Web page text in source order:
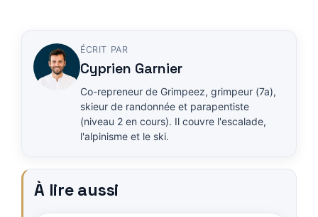
ÉCRIT PAR
Cyprien Garnier
Co-repreneur de Grimpeez, grimpeur (7a),
skieur de randonnée et parapentiste
(niveau 2 en cours). Il couvre l'escalade,
l'alpinisme et le ski.
À lire aussi